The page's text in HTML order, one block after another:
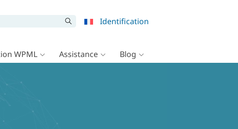
Identification
WPML Assistance Blog